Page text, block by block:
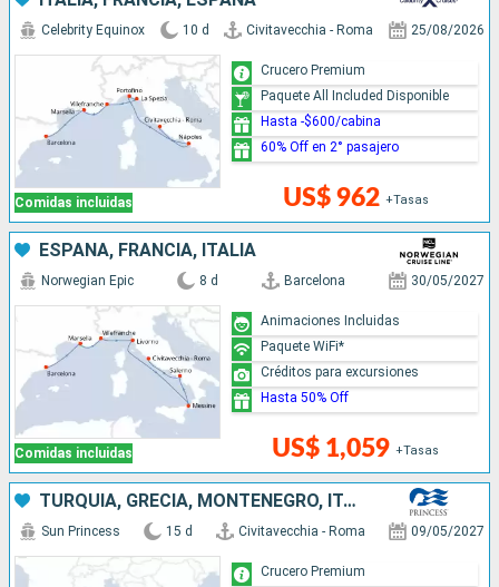
Comidas incluidas
Celebrity Equinox 10 d Civitavecchia - Roma 25/08/2026
US$ 962 +Tasas
Crucero Premium
Paquete All Included Disponible
Hasta -$600/cabina
60% Off en 2° pasajero
ESPAÑA, FRANCIA, ITALIA
Comidas incluidas
Norwegian Epic 8 d Barcelona 30/05/2027
US$ 1,059 +Tasas
Animaciones Incluidas
Paquete WiFi*
Créditos para excursiones
Hasta 50% Off
TURQUÍA, GRECIA, MONTENEGRO, ITALIA, ESPAÑA
Sun Princess 15 d Civitavecchia - Roma 09/05/2027
Crucero Premium